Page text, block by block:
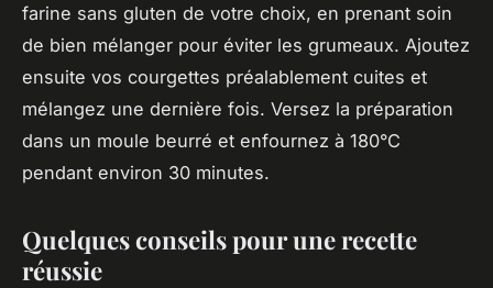
farine sans gluten de votre choix, en prenant soin
de bien mélanger pour éviter les grumeaux. Ajoutez
ensuite vos courgettes préalablement cuites et
mélangez une dernière fois. Versez la préparation
dans un moule beurré et enfournez à 180°C
pendant environ 30 minutes.
Quelques conseils pour une recette
réussie